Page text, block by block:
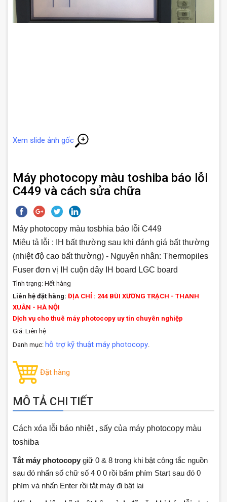
Xem slide ảnh gốc
Máy photocopy màu toshiba báo lỗi
C449 và cách sửa chữa
Máy photocopy màu tosbhia báo lỗi C449
Miêu tả lỗi : IH bất thường sau khi đánh giá bất thường
(nhiệt độ cao bất thường) - Nguyên nhân: Thermopiles
Fuser đơn vị IH cuộn dây IH board LGC board
Tình trạng: Hết hàng
Liên hệ đặt hàng: ĐỊA CHỈ : 244 BÙI XƯƠNG TRẠCH - THANH
XUÂN - HÀ NỘI
Dịch vụ cho thuê máy photocopy uy tín chuyên nghiệp
Giá: Liên hệ
Danh mục: hỗ trợ kỹ thuật máy photocopy.
Đặt hàng
MÔ TẢ CHI TIẾT
Cách xóa lỗi báo nhiệt , sấy của máy photocopy màu
toshiba
Tắt máy photocopy giữ 0 & 8 trong khi bật công tắc nguồn
sau đó nhấn số chữ số 4 0 0 rồi bấm phím Start sau đó 0
phím và nhấn Enter rồi tắt máy đi bật lai